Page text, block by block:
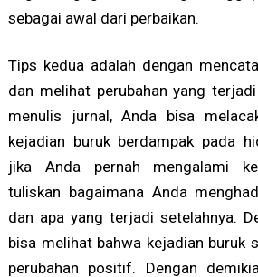
sebagai awal dari perbaikan.
Tips kedua adalah dengan
dan melihat perubahan yang
menulis jurnal, Anda bisa
kejadian buruk berdampak pada
jika Anda pernah mengalami
tuliskan bagaimana Anda
dan apa yang terjadi setelahnya.
bisa melihat bahwa kejadian buruk
perubahan positif. Dengan